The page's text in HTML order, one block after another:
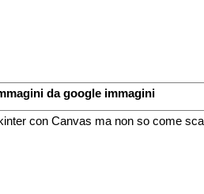
da google immagini
con Canvas ma non so come